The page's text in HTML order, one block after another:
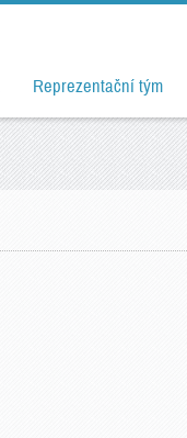
Reprezentační tým